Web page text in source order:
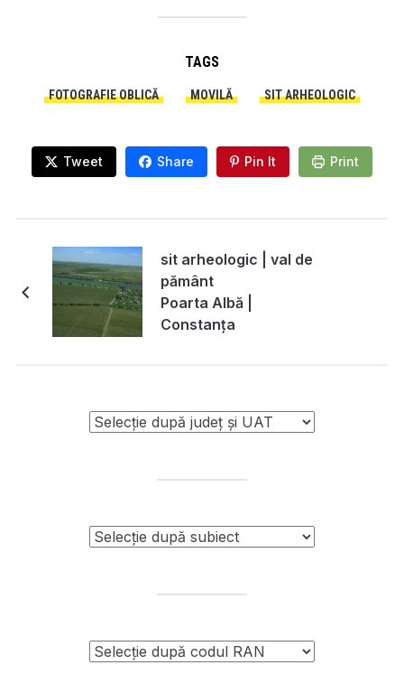
TAGS
FOTOGRAFIE OBLICĂ MOVILĂ SIT ARHEOLOGIC
Tweet Share Pin It Print
sit arheologic | val de
pământ
Poarta Albă |
Constanța